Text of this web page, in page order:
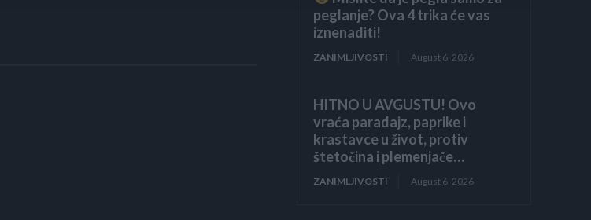
peglanje? Ova 4 trika će vas
iznenaditi!
ZANIMLJIVOSTI August 6, 2026
HITNO U AVGUSTU! Ovo
vraća paradajz, paprike i
krastavce u život, protiv
štetočina i plemenjače…
ZANIMLJIVOSTI August 6, 2026